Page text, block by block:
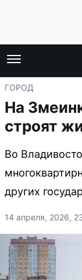
ГОРОД
На
строят
Во
других
14 апреля, 2026,